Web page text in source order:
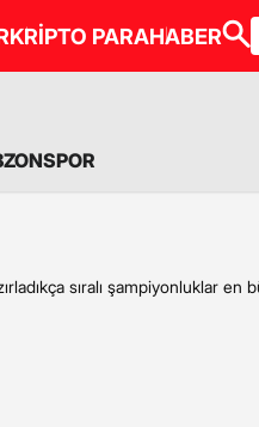
KRİPTO PARAHABER
sıralı şampiyonluklar en